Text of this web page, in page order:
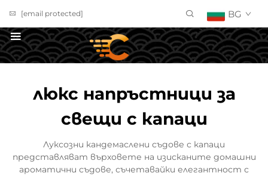
[email protected] BG
люкс напръстници за
свещи с капаци
Луксозни кандемаслени съдове с капаци
представляват върховете на изисканите домашни
ароматични съдове, съчетавайки елегантност с